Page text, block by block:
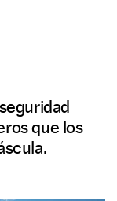
que los